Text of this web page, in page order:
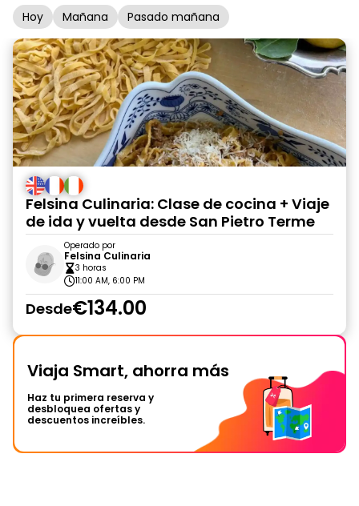
Hoy Mañana Pasado mañana
Felsina Culinaria: Clase de cocina + Viaje
de ida y vuelta desde San Pietro Terme
Operado por
Felsina Culinaria
3 horas
11:00 AM, 6:00 PM
Desde€134.00
Viaja Smart, ahorra más
Haz tu primera reserva y
desbloquea ofertas y
descuentos increíbles.